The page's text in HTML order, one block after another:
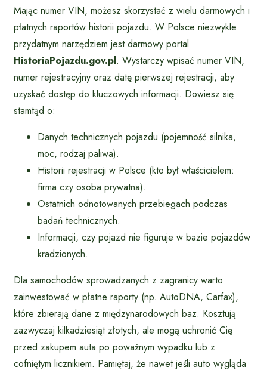
Mając numer VIN, możesz skorzystać z wielu darmowych i
płatnych raportów historii pojazdu. W Polsce niezwykle
przydatnym narzędziem jest darmowy portal
HistoriaPojazdu.gov.pl. Wystarczy wpisać numer VIN,
numer rejestracyjny oraz datę pierwszej rejestracji, aby
uzyskać dostęp do kluczowych informacji. Dowiesz się
stamtąd o:
Danych technicznych pojazdu (pojemność silnika,
moc, rodzaj paliwa).
Historii rejestracji w Polsce (kto był właścicielem:
firma czy osoba prywatna).
Ostatnich odnotowanych przebiegach podczas
badań technicznych.
Informacji, czy pojazd nie figuruje w bazie pojazdów
kradzionych.
Dla samochodów sprowadzanych z zagranicy warto
zainwestować w płatne raporty (np. AutoDNA, Carfax),
które zbierają dane z międzynarodowych baz. Kosztują
zazwyczaj kilkadziesiąt złotych, ale mogą uchronić Cię
przed zakupem auta po poważnym wypadku lub z
cofniętym licznikiem. Pamiętaj, że nawet jeśli auto wygląda